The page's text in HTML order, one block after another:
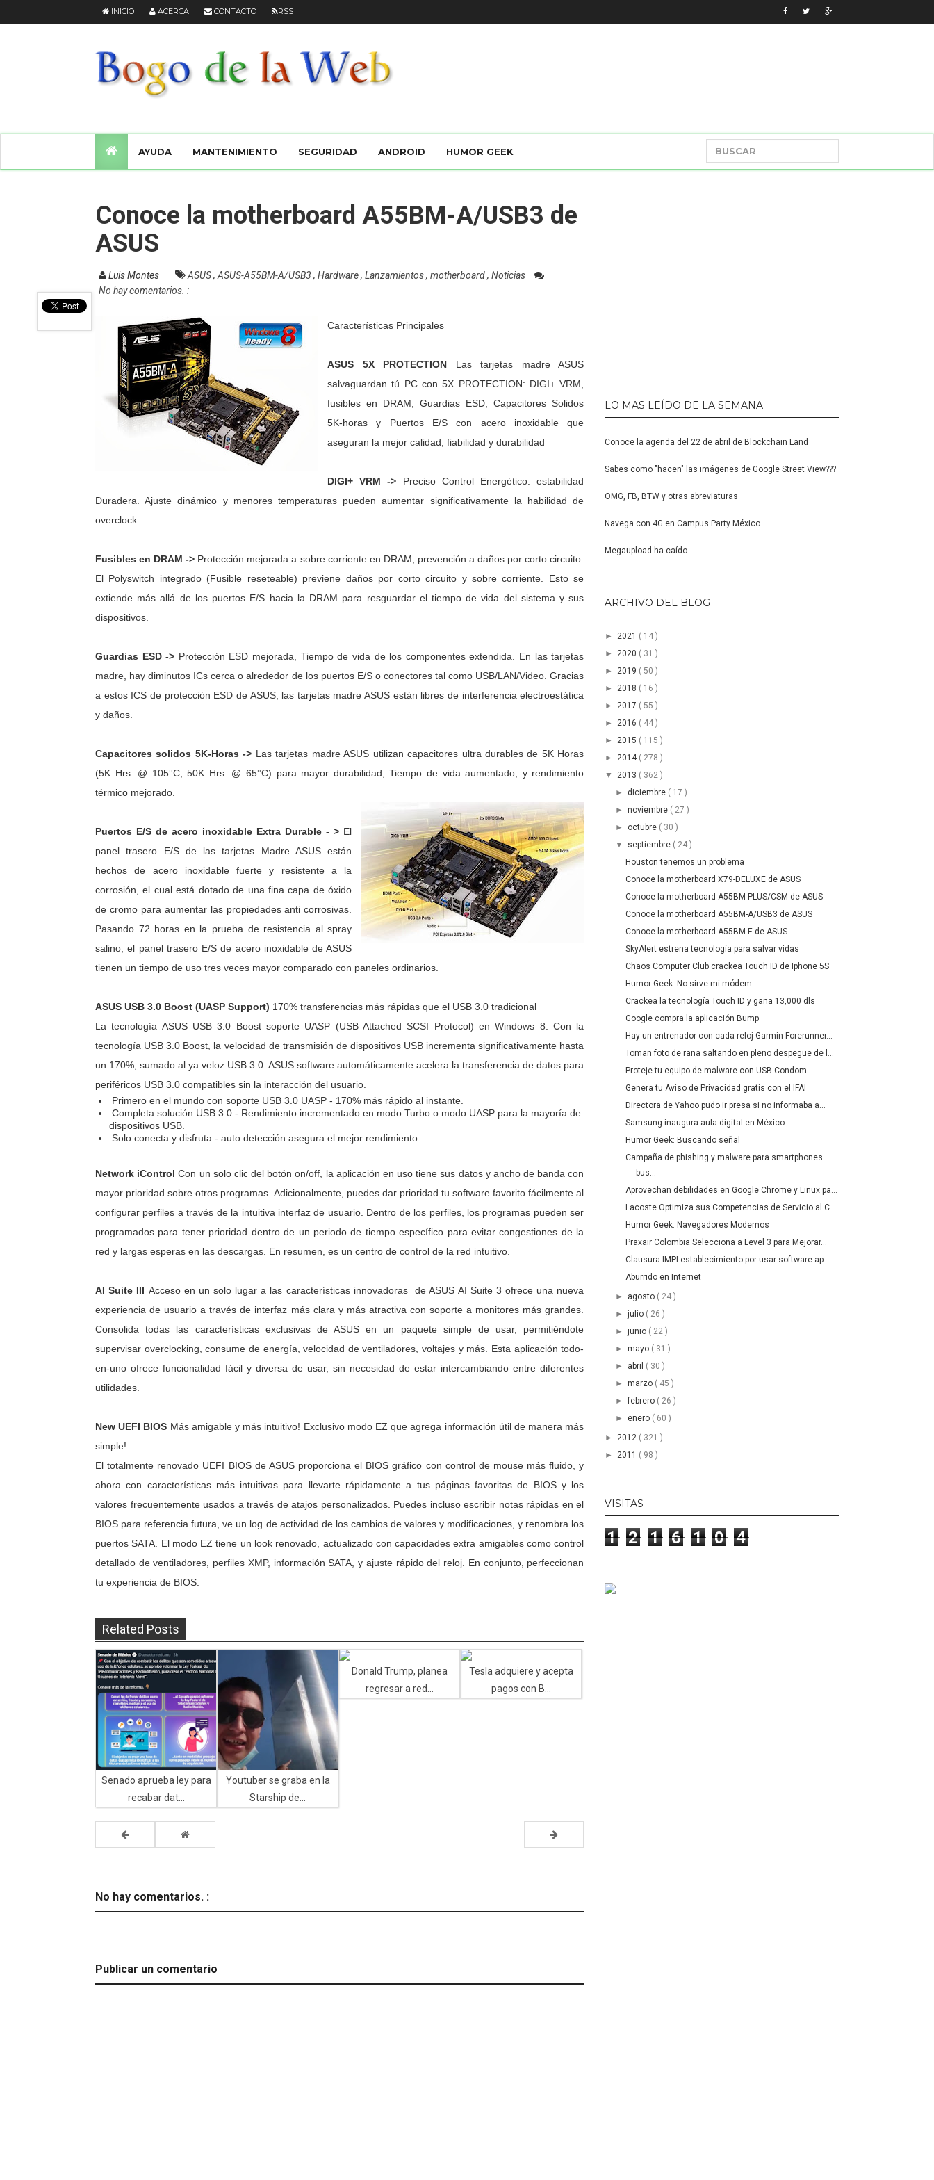
INICIO ACERCA CONTACTO RSS
AYUDA MANTENIMIENTO SEGURIDAD ANDROID HUMOR GEEK
Conoce la motherboard A55BM-A/USB3 de
ASUS
Luis Montes ASUS, ASUS-A55BM-A/USB3 , Hardware, Lanzamientos, motherboard, Noticias
No hay comentarios. :
Características Principales
ASUS 5X PROTECTION Las tarjetas madre ASUS
salvaguardan tú PC con 5X PROTECTION: DIGI+ VRM,
fusibles en DRAM, Guardias ESD, Capacitores Solidos
5K-horas y Puertos E/S con acero inoxidable que
aseguran la mejor calidad, fiabilidad y durabilidad
DIGI+ VRM -> Preciso Control Energético: estabilidad
Duradera. Ajuste dinámico y menores temperaturas pueden aumentar significativamente la habilidad de
overclock.
Fusibles en DRAM -> Protección mejorada a sobre corriente en DRAM, prevención a daños por corto circuito.
El Polyswitch integrado (Fusible reseteable) previene daños por corto circuito y sobre corriente. Esto se
extiende más allá de los puertos E/S hacia la DRAM para resguardar el tiempo de vida del sistema y sus
dispositivos.
Guardias ESD -> Protección ESD mejorada, Tiempo de vida de los componentes extendida. En las tarjetas
madre, hay diminutos ICs cerca o alrededor de los puertos E/S o conectores tal como USB/LAN/Video. Gracias
a estos ICS de protección ESD de ASUS, las tarjetas madre ASUS están libres de interferencia electroestática
y daños.
Capacitores solidos 5K-Horas -> Las tarjetas madre ASUS utilizan capacitores ultra durables de 5K Horas
(5K Hrs. @ 105°C; 50K Hrs. @ 65°C) para mayor durabilidad, Tiempo de vida aumentado, y rendimiento
térmico mejorado.
Puertos E/S de acero inoxidable Extra Durable - > El
panel trasero E/S de las tarjetas Madre ASUS están
hechos de acero inoxidable fuerte y resistente a la
corrosión, el cual está dotado de una fina capa de óxido
de cromo para aumentar las propiedades anti corrosivas.
Pasando 72 horas en la prueba de resistencia al spray
salino, el panel trasero E/S de acero inoxidable de ASUS
tienen un tiempo de uso tres veces mayor comparado con paneles ordinarios.
ASUS USB 3.0 Boost (UASP Support) 170% transferencias más rápidas que el USB 3.0 tradicional
La tecnología ASUS USB 3.0 Boost soporte UASP (USB Attached SCSI Protocol) en Windows 8. Con la
tecnología USB 3.0 Boost, la velocidad de transmisión de dispositivos USB incrementa significativamente hasta
un 170%, sumado al ya veloz USB 3.0. ASUS software automáticamente acelera la transferencia de datos para
periféricos USB 3.0 compatibles sin la interacción del usuario.
Primero en el mundo con soporte USB 3.0 UASP - 170% más rápido al instante.
Completa solución USB 3.0 - Rendimiento incrementado en modo Turbo o modo UASP para la mayoría de
dispositivos USB.
Solo conecta y disfruta - auto detección asegura el mejor rendimiento.
Network iControlCon un solo clic del botón on/off, la aplicación en uso tiene sus datos y ancho de banda con
mayor prioridad sobre otros programas. Adicionalmente, puedes dar prioridad tu software favorito fácilmente al
configurar perfiles a través de la intuitiva interfaz de usuario. Dentro de los perfiles, los programas pueden ser
programados para tener prioridad dentro de un periodo de tiempo específico para evitar congestiones de la
red y largas esperas en las descargas. En resumen, es un centro de control de la red intuitivo.
AI Suite III Acceso en un solo lugar a las características innovadoras deASUS AI Suite 3 ofrece una nueva
experiencia de usuario a través de interfaz más clara y más atractiva con soporte a monitores más grandes.
Consolida todas las características exclusivas de ASUS en un paquete simple de usar, permitiéndote
supervisar overclocking, consume de energía, velocidad de ventiladores, voltajes y más. Esta aplicación todo-
en-uno ofrece funcionalidad fácil y diversa de usar, sin necesidad de estar intercambiando entre diferentes
utilidades.
New UEFI BIOS Más amigable y más intuitivo! Exclusivo modo EZ que agrega información útil de manera más
simple!
El totalmente renovado UEFI BIOS de ASUS proporciona el BIOS gráfico con control de mouse más fluido, y
ahora con características más intuitivas para llevarte rápidamente a tus páginas favoritas de BIOS y los
valores frecuentemente usados a través de atajos personalizados. Puedes incluso escribir notas rápidas en el
BIOS para referencia futura, ve un log de actividad de los cambios de valores y modificaciones, y renombra los
puertos SATA. El modo EZ tiene un look renovado, actualizado con capacidades extra amigables como control
detallado de ventiladores, perfiles XMP, información SATA, y ajuste rápido del reloj. En conjunto, perfeccionan
tu experiencia de BIOS.
Related Posts
Senado aprueba ley para
recabar dat...
Youtuber se graba en la
Starship de...
Donald Trump, planea
regresar a red...
Tesla adquiere y acepta
pagos con B...
No hay comentarios. :
Publicar un comentario
LO MAS LEÍDO DE LA SEMANA
Conoce la agenda del 22 de abril de Blockchain Land
Sabes como "hacen" las imágenes de Google Street View???
OMG, FB, BTW y otras abreviaturas
Navega con 4G en Campus Party México
Megaupload ha caído
ARCHIVO DEL BLOG
►2021 ( 14 )
►2020 ( 31 )
►2019 ( 50 )
►2018 ( 16 )
►2017 ( 55 )
►2016 ( 44 )
►2015 ( 115 )
►2014 ( 278 )
▼2013 ( 362 )
► diciembre ( 17 )
► noviembre ( 27 )
► octubre ( 30 )
▼ septiembre ( 24 )
Houston tenemos un problema
Conoce la motherboard X79-DELUXE de ASUS
Conoce la motherboard A55BM-PLUS/CSM de ASUS
Conoce la motherboard A55BM-A/USB3 de ASUS
Conoce la motherboard A55BM-E de ASUS
SkyAlert estrena tecnología para salvar vidas
Chaos Computer Club crackea Touch ID de Iphone 5S
Humor Geek: No sirve mi módem
Crackea la tecnología Touch ID y gana 13,000 dls
Google compra la aplicación Bump
Hay un entrenador con cada reloj Garmin Forerunner...
Toman foto de rana saltando en pleno despegue de l...
Proteje tu equipo de malware con USB Condom
Genera tu Aviso de Privacidad gratis con el IFAI
Directora de Yahoo pudo ir presa si no informaba a...
Samsung inaugura aula digital en México
Humor Geek: Buscando señal
Campaña de phishing y malware para smartphones
bus...
Aprovechan debilidades en Google Chrome y Linux pa...
Lacoste Optimiza sus Competencias de Servicio al C...
Humor Geek: Navegadores Modernos
Praxair Colombia Selecciona a Level 3 para Mejorar...
Clausura IMPI establecimiento por usar software ap...
Aburrido en Internet
► agosto ( 24 )
► julio ( 26 )
► junio ( 22 )
► mayo ( 31 )
► abril ( 30 )
► marzo ( 45 )
►febrero ( 26 )
► enero ( 60 )
►2012 ( 321 )
►2011 ( 98 )
VISITAS
1 2 1 6 1 0 4